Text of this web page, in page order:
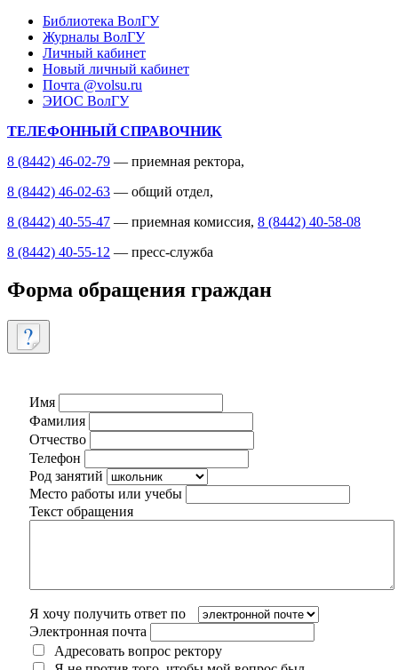
Библиотека ВолГУ
Журналы ВолГУ
Личный кабинет
Новый личный кабинет
Почта @volsu.ru
ЭИОС ВолГУ
ТЕЛЕФОННЫЙ СПРАВОЧНИК
8 (8442) 46-02-79 — приемная ректора,
8 (8442) 46-02-63 — общий отдел,
8 (8442) 40-55-47 — приемная комиссия, 8 (8442) 40-58-08
8 (8442) 40-55-12 — пресс-служба
Форма обращения граждан
Имя
Фамилия
Отчество
Телефон
Род занятий
Место работы или учебы
Текст обращения
Я хочу получить ответ по
Электронная почта
Адресовать вопрос ректору